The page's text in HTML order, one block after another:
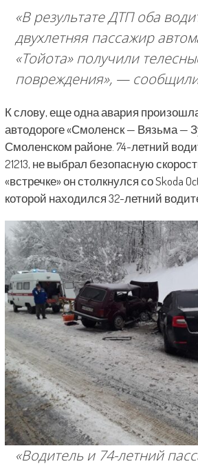
«В результате ДТП оба
двухлетняя пассажир
«Тойота» получили
повреждения»,— сообщили
К слову, еще одна авария
автодороге «Смоленск — Вязьма —
Смоленском районе. 74-летний
21213, не выбрал безопасную
«встречке» он столкнулся со Skoda
которой находился 32-летний
«Водитель и 74-летний